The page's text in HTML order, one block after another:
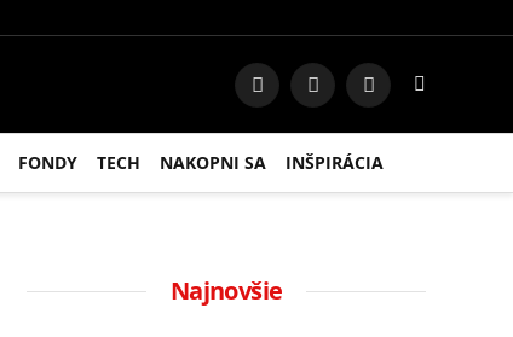
FacebookInstagram
RSS
FONDY TECH NAKOPNI SA INŠPIRÁCIA
Najnovšie